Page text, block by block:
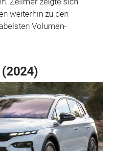
weiterhin zu den
Volumen-